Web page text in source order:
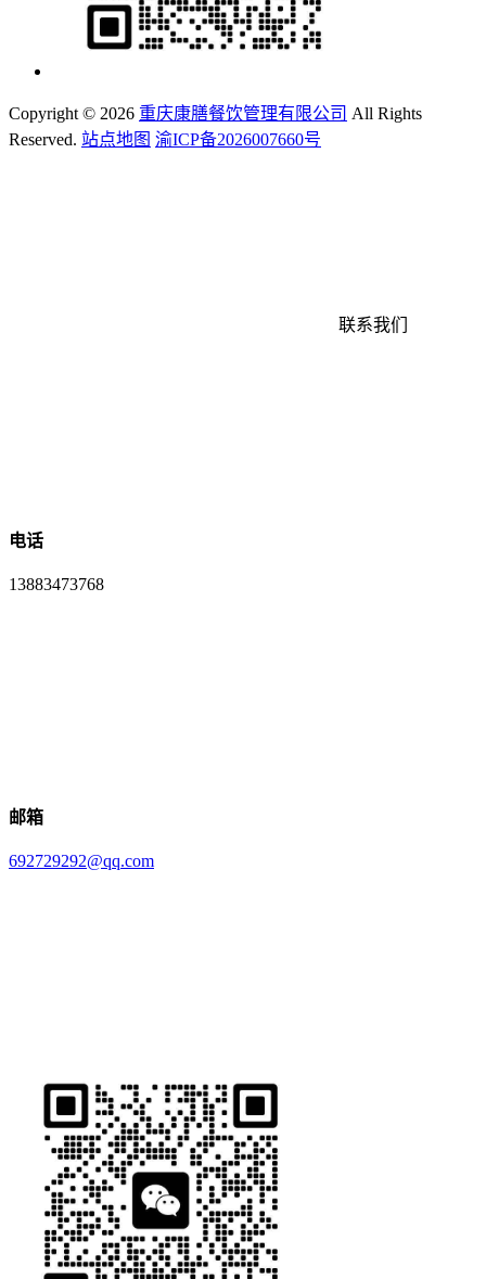
Copyright © 2026 重庆康膳餐饮管理有限公司 All Rights
Reserved. 站点地图 渝ICP备2026007660号
联系我们
电话
13883473768
邮箱
692729292@qq.com